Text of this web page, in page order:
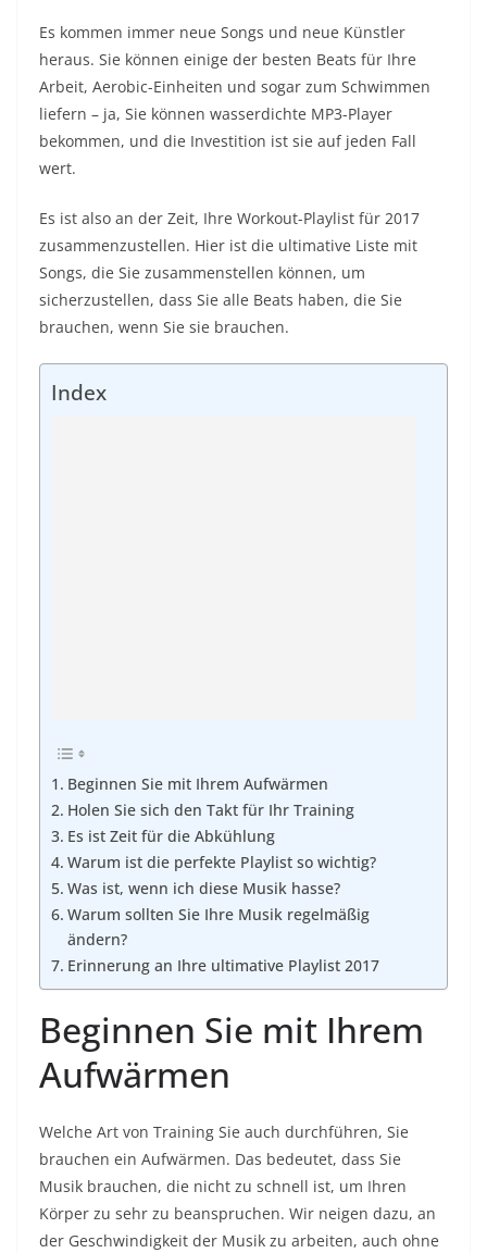
Es kommen immer neue Songs und neue Künstler
heraus. Sie können einige der besten Beats für Ihre
Arbeit, Aerobic-Einheiten und sogar zum Schwimmen
liefern – ja, Sie können wasserdichte MP3-Player
bekommen, und die Investition ist sie auf jeden Fall
wert.
Es ist also an der Zeit, Ihre Workout-Playlist für 2017
zusammenzustellen. Hier ist die ultimative Liste mit
Songs, die Sie zusammenstellen können, um
sicherzustellen, dass Sie alle Beats haben, die Sie
brauchen, wenn Sie sie brauchen.
Index
Beginnen Sie mit Ihrem Aufwärmen
Holen Sie sich den Takt für Ihr Training
Es ist Zeit für die Abkühlung
Warum ist die perfekte Playlist so wichtig?
Was ist, wenn ich diese Musik hasse?
Warum sollten Sie Ihre Musik regelmäßig
ändern?
Erinnerung an Ihre ultimative Playlist 2017
Beginnen Sie mit Ihrem
Aufwärmen
Welche Art von Training Sie auch durchführen, Sie
brauchen ein Aufwärmen. Das bedeutet, dass Sie
Musik brauchen, die nicht zu schnell ist, um Ihren
Körper zu sehr zu beanspruchen. Wir neigen dazu, an
der Geschwindigkeit der Musik zu arbeiten, auch ohne